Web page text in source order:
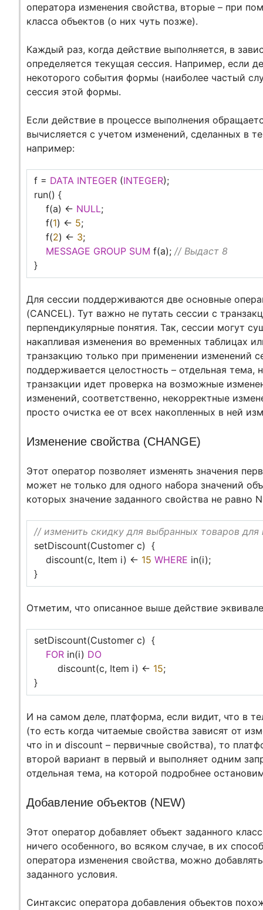
оператора изменения свойства, вторые – при
класса объектов (о них чуть позже).
Каждый раз, когда действие выполняется, в
определяется текущая сессия. Например, если
некоторого события формы (наиболее частый
сессия этой формы.
Если действие в процессе выполнения
вычисляется с учетом изменений, сделанных в
например:
f = DATA INTEGER (INTEGER);
run() {
f(a) <- NULL;
f(1) <- 5;
f(2) <- 3;
MESSAGE GROUP SUM f(a); // Выдаст 8
}
Для сессии поддерживаются две основные
(CANCEL). Тут важно не путать сессии с
перпендикулярные понятия. Так, сессии могут
накапливая изменения во временных таблицах
транзакцию только при применении изменений
поддерживается целостность – отдельная тема,
транзакции идет проверка на возможные
изменений, соответственно, некорректные
просто очистка ее от всех накопленных в ней
Изменение свойства (CHANGE)
Этот оператор позволяет изменять значения
может не только для одного набора значений
которых значение заданного свойства не равно
// изменить скидку для выбранных товаров для
setDiscount(Customer c) {
discount(c, Item i) <- 15 WHERE in(i);
}
Отметим, что описанное выше действие
setDiscount(Customer c) {
FOR in(i) DO
discount(c, Item i) <- 15;
}
И на самом деле, платформа, если видит, что в
(то есть когда читаемые свойства зависят от
что in и discount – первичные свойства), то
второй вариант в первый и выполняет одним
отдельная тема, на которой подробнее
Добавление объектов (NEW)
Этот оператор добавляет объект заданного
ничего особенного, во всяком случае, в их
оператора изменения свойства, можно
заданного условия.
Синтаксис оператора добавления объектов